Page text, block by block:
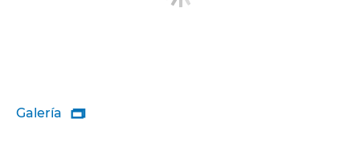
Galería 